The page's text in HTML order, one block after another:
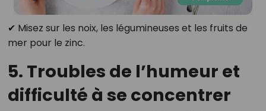
✔ Misez sur les noix, les légumineuses et les fruits de
mer pour le zinc.
5. Troubles de l’humeur et
difficulté à se concentrer